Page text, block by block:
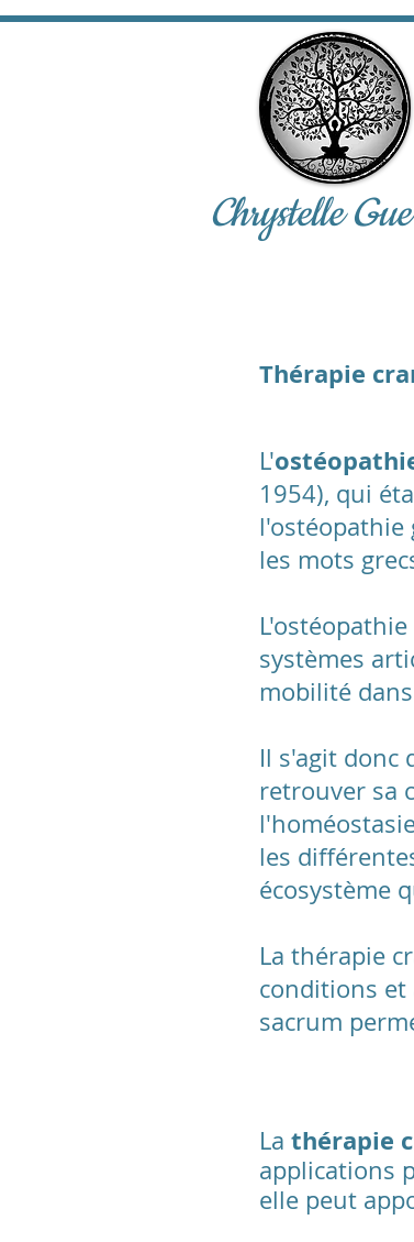
Chrystelle
Thérapie
L'
1954), qui
l'ostéopathie
les mots
systèmes
mobilité
Il s'agit donc
retrouver sa
les
écosystème
La thérapie
conditions et
sacrum
La thérapie
applications
elle peut